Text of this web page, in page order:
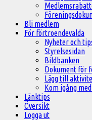
Bli medlem
För förtroendevalda
Nyheter och
Styrelsesidan
Bildbanken
Dokument för
Lägg till
Kom igång
Länktips
Översikt
Logga ut